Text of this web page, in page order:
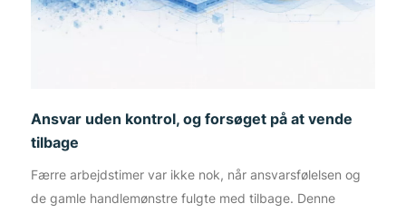
Ansvar uden kontrol, og forsøget på at vende
tilbage
Færre arbejdstimer var ikke nok, når ansvarsfølelsen og
de gamle handlemønstre fulgte med tilbage. Denne